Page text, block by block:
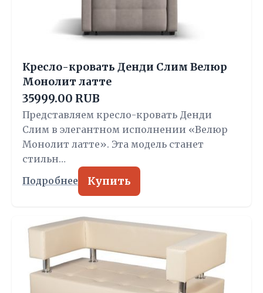
Кресло-кровать Денди Слим Велюр
Монолит латте
35999.00 RUB
Представляем кресло-кровать Денди
Слим в элегантном исполнении «Велюр
Монолит латте». Эта модель станет
стильн…
Подробнее Купить